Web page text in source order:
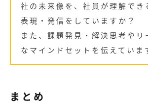
社の未来像を、社員が理解でき
表現・発信をしていますか？
また、課題発見・解決思考やリ
なマインドセットを伝えていま
まとめ